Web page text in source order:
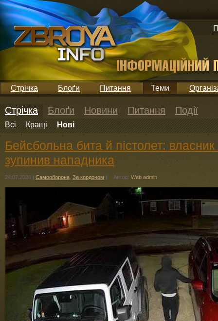
Стрічка Блоґи Питання Теми
Стрічка Блоґи Новини Питання Події
Всі Кращі Нові
Бейсбольна бита й пістолет:
зупинив нападника
24.07.2026 | Самооборона За кордоном | Автор: Web admin